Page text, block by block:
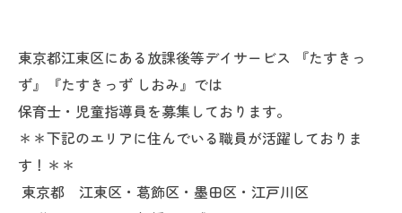
東京都江東区にある放課後等デイサービス 『たすきっ
ず』『たすきっず しおみ』では
保育士・児童指導員を募集しております。
＊＊下記のエリアに住んでいる職員が活躍しておりま
す！＊＊
東京都 江東区・葛飾区・墨田区・江戸川区